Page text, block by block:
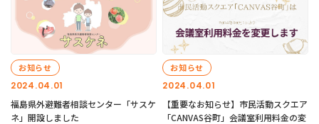
2024.04.01
お知らせ
福島県外避難者相談センター「サスケ
ネ」開設しました
2024.04.01
お知らせ
【重要なお知らせ】市民活動スクエア
「CANVAS谷町」会議室利用料金の変